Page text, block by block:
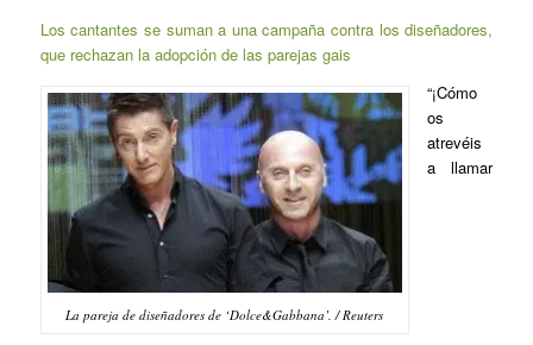
Los cantantes se suman a una campaña contra los diseñadores,
que rechazan la adopción de las parejas gais
La pareja de diseñadores de ‘Dolce&Gabbana’. / Reuters
“¡Cómo
os
atrevéis
a llamar